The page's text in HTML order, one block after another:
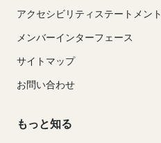
アクセシビリティステートメント
メンバーインターフェース
サイトマップ
お問い合わせ
もっと知る